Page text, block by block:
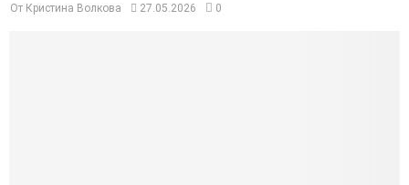
От Кристина Волкова 27.05.2026 0